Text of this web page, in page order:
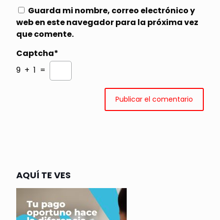
Guarda mi nombre, correo electrónico y
web en este navegador para la próxima vez
que comente.
Captcha*
9 + 1 =
AQUÍ TE VES